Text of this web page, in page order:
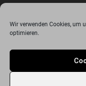
Wir verwenden Cookies, um
optimieren.